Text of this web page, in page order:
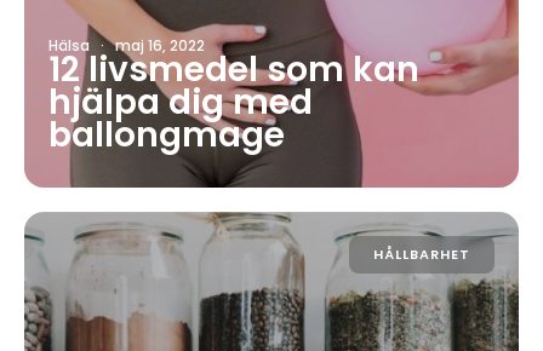
Hälsa · maj 16, 2022
12 livsmedel som kan
hjälpa dig med
ballongmage
HÅLLBARHET